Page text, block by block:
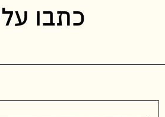
כתבו